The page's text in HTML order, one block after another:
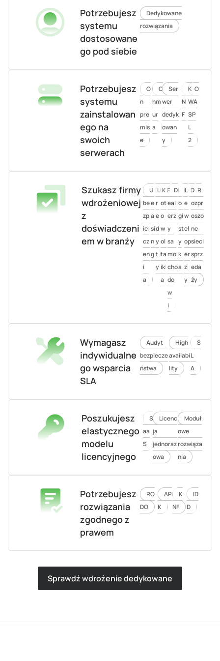
Potrzebujesz
systemu
dostosowane
go pod siebie
Dedykowane
rozwiązania
Potrzebujesz
systemu
zainstalowan
ego na
swoich
serwerach
O
n
pre
mis
e
C
hm
ur
a
Ser
wer
dedyk
owan
y
K
N
F
O
WA
SP
L
2
Szukasz firmy
wdrożeniowej
z
doświadczeni
em w branży
U
be
zp
ie
cz
en
i
a
L
e
a
si
n
g
K
r
e
d
y
t
y
F
ot
o
w
ol
ta
ik
a
D
eal
erz
y
sa
mo
cho
do
w
i
L
o
gi
st
y
k
a
D
e
w
el
op
er
z
y
R
ozpr
oszo
ne
sieci
sprz
eda
ży
Wymagasz
indywidualne
go wsparcia
SLA
Audyt
bezpiecze
ństwa
High
availabi
lity
S
L
A
Poszukujesz
elastycznego
modelu
licencyjnego
S
aa
S
Licenc
ja
jednoraz
owa
Moduł
owe
rozwiąza
nia
Potrzebujesz
rozwiązania
zgodnego z
prawem
RO
DO
AP
K
K
NF
ID
D
Sprawdź wdrożenie dedykowane